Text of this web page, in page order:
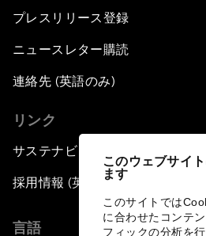
このウェブサイ
ます
このサイトでは
に合わせたコンテ
フィックの分析を
プレスリリース登録
ニュースレター購読
連絡先 (英語のみ)
リンク
サステナビリティへの取り組み
採用情報 (英語のみ)
言語